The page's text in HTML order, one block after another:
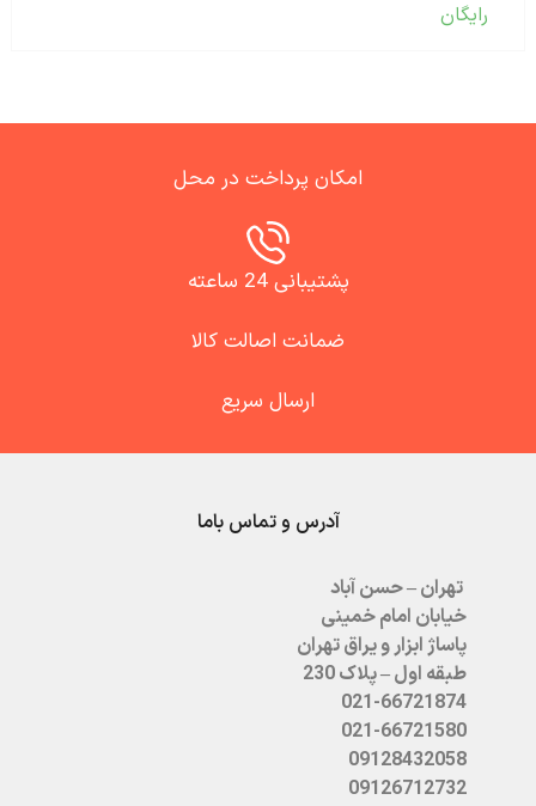
رایگان
امکان پرداخت در محل
پشتیبانی 24 ساعته
ضمانت اصالت کالا
ارسال سریع
آدرس و تماس باما
تهران – حسن آباد
خیابان امام خمینی
پاساژ ابزار و یراق تهران
طبقه اول – پلاک 230
021-66721874
021-66721580
09128432058
09126712732